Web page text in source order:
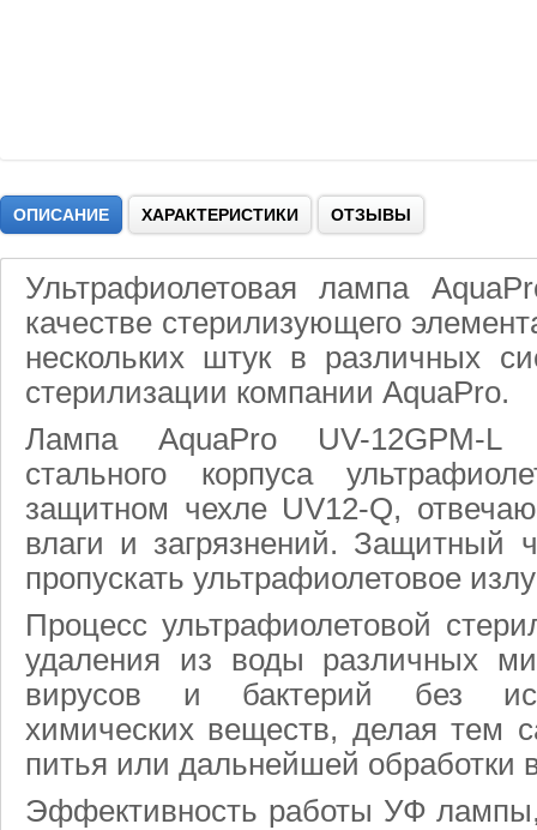
ОПИСАНИЕ ХАРАКТЕРИСТИКИ ОТЗЫВЫ
Ультрафиолетовая лампа
качестве стерилизующего
нескольких штук в различных
стерилизации компании AquaPro.
Лампа AquaPro UV-12GPM-L
стального корпуса
защитном чехле UV12-Q,
влаги и загрязнений. Защитный
пропускать ультрафиолетовое
Процесс ультрафиолетовой
удаления из воды различных
вирусов и бактерий без
химических веществ, делая тем
питья или дальнейшей
Эффективность работы УФ